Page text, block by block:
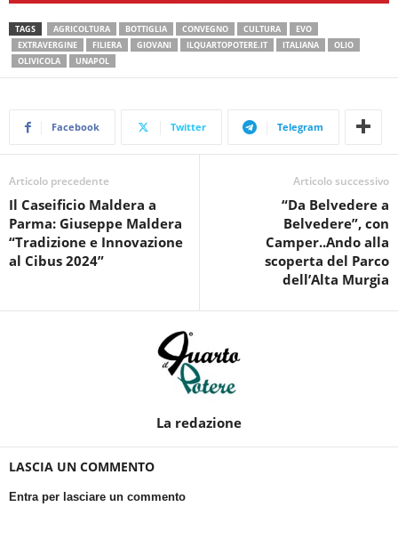
TAGS AGRICOLTURA BOTTIGLIA CONVEGNO CULTURA
EVO
EXTRAVERGINE
FILIERA GIOVANI ILQUARTOPOTERE.IT ITALIANA
OLIO
OLIVICOLA
UNAPOL
Facebook Twitter Telegram
Articolo precedente
Il Caseificio Maldera a
Parma: Giuseppe Maldera
“Tradizione e Innovazione
al Cibus 2024”
Articolo successivo
“Da Belvedere a
Belvedere”, con
Camper..Ando alla
scoperta del Parco
dell’Alta Murgia
La redazione
LASCIA UN COMMENTO
Entra per lasciare un commento